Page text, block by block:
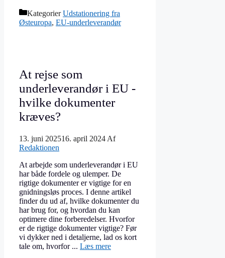
KategorierUdstationering fra
Østeuropa, EU-underleverandør
At rejse som
underleverandør i EU -
hvilke dokumenter
kræves?
13. juni 202516. april 2024 Af
Redaktionen
At arbejde som underleverandør i EU
har både fordele og ulemper. De
rigtige dokumenter er vigtige for en
gnidningsløs proces. I denne artikel
finder du ud af, hvilke dokumenter du
har brug for, og hvordan du kan
optimere dine forberedelser. Hvorfor
er de rigtige dokumenter vigtige? Før
vi dykker ned i detaljerne, lad os kort
tale om, hvorfor ... Læs mere